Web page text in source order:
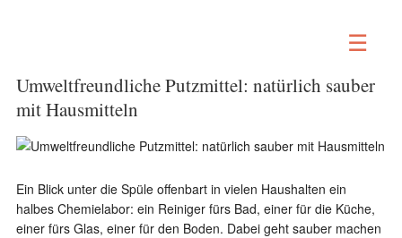
☰
Umweltfreundliche Putzmittel: natürlich sauber
mit Hausmitteln
Ein Blick unter die Spüle offenbart in vielen Haushalten ein
halbes Chemielabor: ein Reiniger fürs Bad, einer für die Küche,
einer fürs Glas, einer für den Boden. Dabei geht sauber machen